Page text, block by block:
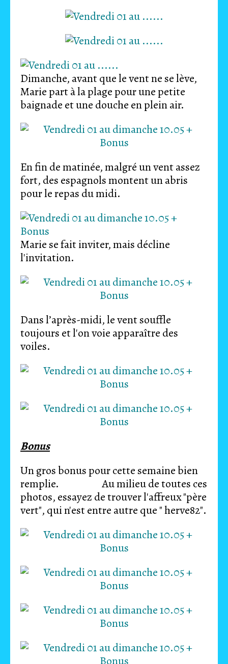
Dimanche, avant que le vent ne se lève,
Marie part à la plage pour une petite
baignade et une douche en plein air.
En fin de matinée, malgré un vent assez
fort, des espagnols montent un abris
pour le repas du midi.
Marie se fait inviter, mais décline
l'invitation.
Dans l’après-midi, le vent souffle
toujours et l'on voie apparaître des
voiles.
Bonus
Un gros bonus pour cette semaine bien
remplie. Au milieu de toutes ces
photos, essayez de trouver l'affreux "père
vert", qui n'est entre autre que " herve82".